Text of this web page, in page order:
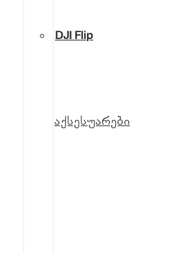
DJI Flip
აქსესუარები